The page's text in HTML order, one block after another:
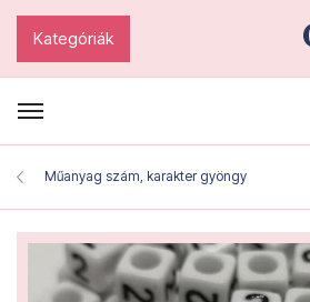
Kategóriák
Műanyag szám, karakter gyöngy